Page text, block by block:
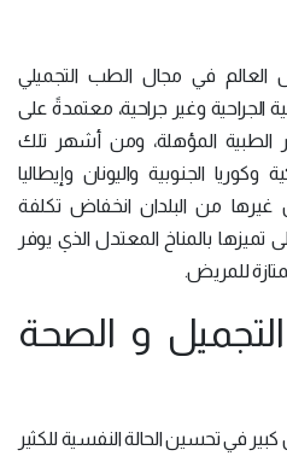
العالم في مجال الطب التجميلي
الجراحية وغير جراحية، معتمدةً على
الطبية المؤهلة، ومن أشهر تلك
وكوريا الجنوبية واليونان وإيطاليا
غيرها من البلدان انخفاض تكلفة
تميزها بالمناخ المعتدل الذي يوفر
للمريض.
و الصحة
في تحسين الحالة النفسية للكثير